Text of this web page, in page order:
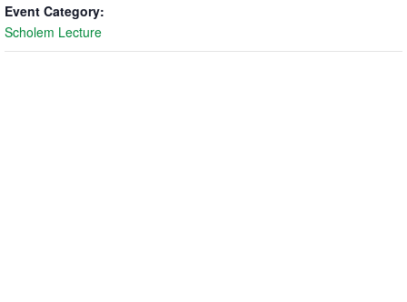
Event Category:
Scholem Lecture